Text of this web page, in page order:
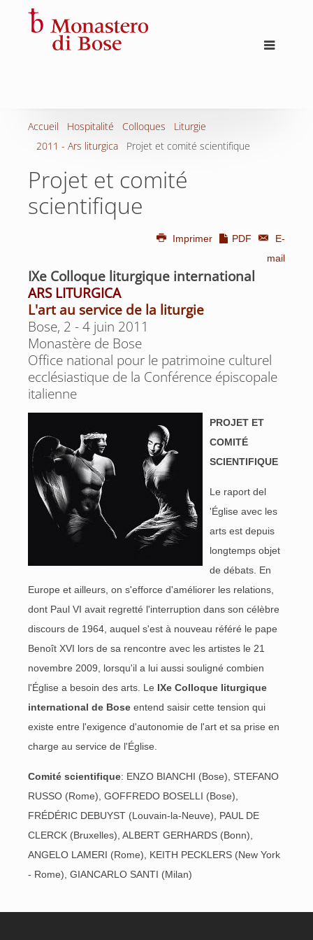
Accueil Hospitalité Colloques
Liturgie
2011 - Ars liturgica
Projet et comité scientifique
Projet et comité
scientifique
Imprimer PDF
E-
mail
IXe Colloque liturgique international
ARS LITURGICA
L'art au service de la liturgie
Bose, 2 - 4 juin 2011
Monastère de Bose
Office national pour le patrimoine culturel
ecclésiastique de la Conférence épiscopale
italienne
PROJET ET
COMITÉ
SCIENTIFIQUE
Le raport del
'Église avec les
arts est depuis
longtemps objet
de débats. En
Europe et ailleurs, on s'efforce d'améliorer les relations,
dont Paul VI avait regretté l'interruption dans son célèbre
discours de 1964, auquel s'est à nouveau référé le pape
Benoît XVI lors de sa rencontre avec les artistes le 21
novembre 2009, lorsqu'il a lui aussi souligné combien
l'Église a besoin des arts. Le IXe Colloque liturgique
international de Bose entend saisir cette tension qui
existe entre l'exigence d'autonomie de l'art et sa prise en
charge au service de l'Église.
Comité scientifique: ENZO BIANCHI (Bose), STEFANO
RUSSO (Rome), GOFFREDO BOSELLI (Bose),
FRÉDÉRIC DEBUYST (Louvain-la-Neuve), PAUL DE
CLERCK (Bruxelles), ALBERT GERHARDS (Bonn),
ANGELO LAMERI (Rome), KEITH PECKLERS (New York
- Rome), GIANCARLO SANTI (Milan)